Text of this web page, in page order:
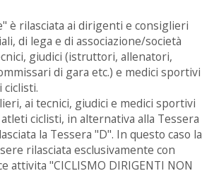
è rilasciata ai dirigenti e consiglieri
di lega e di associazione/società
giudici (istruttori, allenatori,
di gara etc.) e medici sportivi
ciclisti.
ai tecnici, giudici e medici sportivi
ciclisti, in alternativa alla Tessera
la Tessera "D". In questo caso la
rilasciata esclusivamente con
attivita "CICLISMO DIRIGENTI NON